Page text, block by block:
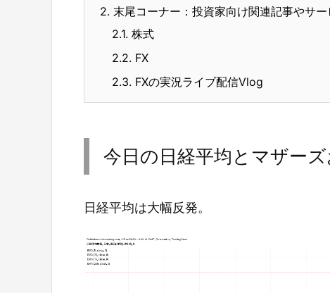
2. 末尾コーナー：投資家向け関連記事やサー
2.1. 株式
2.2. FX
2.3. FXの実況ライブ配信Vlog
今日の日経平均とマザー
日経平均は大幅反発。